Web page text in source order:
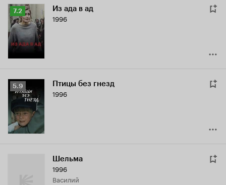
Рейтинг
Кинопоиска
7.2
7.2 Из ада в ад
1996
Рейтинг
Кинопоиска
5.9 Птицы без гнезд
1996
Шельма
1996
Василий